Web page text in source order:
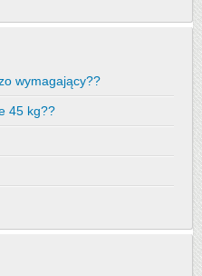
wymagający??
45 kg??